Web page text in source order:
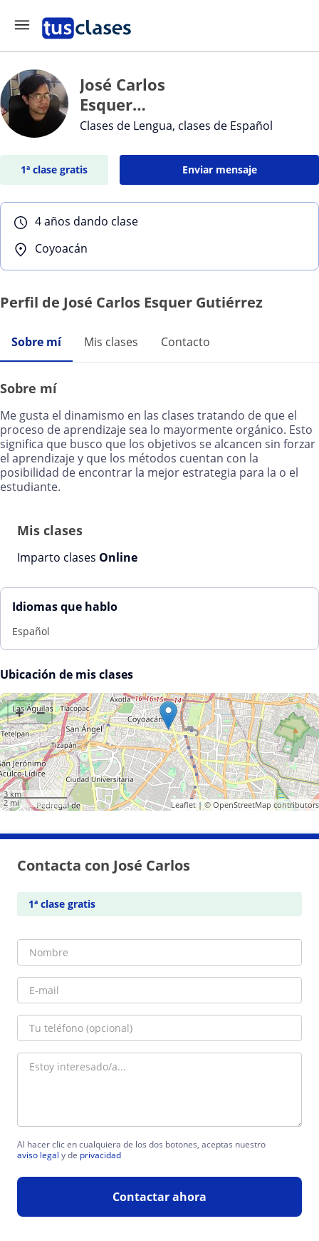
José Carlos
Esquer
Gutiérrez
Clases de Lengua, clases de Español
1ª clase gratis Enviar mensaje
4 años dando clase
Coyoacán
Perfil de José Carlos Esquer Gutiérrez
Sobre mí Mis clases Contacto
Sobre mí
Me gusta el dinamismo en las clases tratando de que el
proceso de aprendizaje sea lo mayormente orgánico. Esto
significa que busco que los objetivos se alcancen sin forzar
el aprendizaje y que los métodos cuentan con la
posibilidad de encontrar la mejor estrategia para la o el
estudiante.
Mis clases
Imparto clases Online
Idiomas que hablo
Español
Ubicación de mis clases
+ −
3 km
2 mi
Leaflet| ©OpenStreetMap contributors
Contacta con José Carlos
1ª clase gratis
Al hacer clic en cualquiera de los dos botones, aceptas nuestro
aviso legal y de privacidad
Contactar ahora